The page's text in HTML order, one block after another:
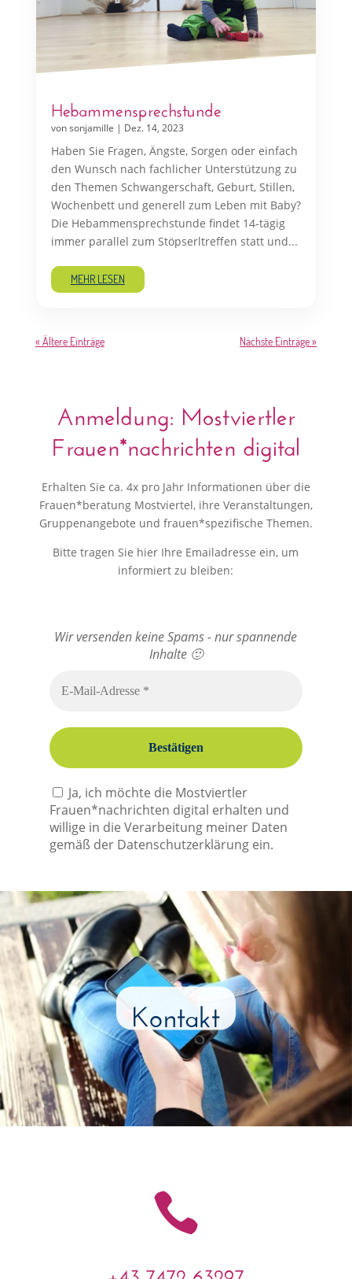
Hebammensprechstunde
vonsonjamille | Dez. 14, 2023
Haben Sie Fragen, Ängste, Sorgen oder einfach
den Wunsch nach fachlicher Unterstützung zu
den Themen Schwangerschaft, Geburt, Stillen,
Wochenbett und generell zum Leben mit Baby?
Die Hebammensprechstunde findet 14-tägig
immer parallel zum Stöpserltreffen statt und...
MEHR LESEN
« Ältere Einträge Nächste Einträge »
Anmeldung: Mostviertler
Frauen*nachrichten digital
Erhalten Sie ca. 4x pro Jahr Informationen über die
Frauen*beratung Mostviertel, ihre Veranstaltungen,
Gruppenangebote und frauen*spezifische Themen.
Bitte tragen Sie hier Ihre Emailadresse ein, um
informiert zu bleiben:
Bitte dieses Feld leer lassen
Wir versenden keine Spams - nur spannende
Inhalte 🙂
Ja, ich möchte die Mostviertler
Frauen*nachrichten digital erhalten und
willige in die Verarbeitung meiner Daten
gemäß der Datenschutzerklärung ein.
Kontakt
